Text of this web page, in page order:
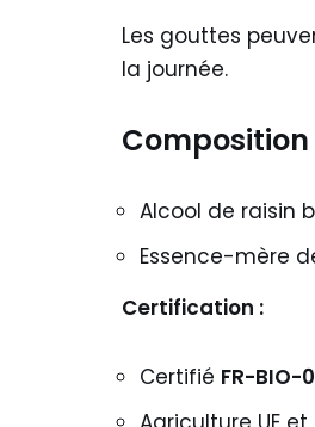
Les gouttes
la journée.
Composition
Alcool de raisin
Essence-mère
Certification :
Certifié FR-BIO-